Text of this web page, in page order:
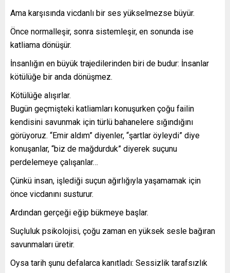
Ama karşısında vicdanlı bir ses yükselmezse büyür.
Önce normalleşir, sonra sistemleşir, en sonunda ise
katliama dönüşür.
İnsanlığın en büyük trajedilerinden biri de budur: İnsanlar
kötülüğe bir anda dönüşmez.
Kötülüğe alışırlar.
Bugün geçmişteki katliamları konuşurken çoğu failin
kendisini savunmak için türlü bahanelere sığındığını
görüyoruz. “Emir aldım” diyenler, “şartlar öyleydi” diye
konuşanlar, “biz de mağdurduk” diyerek suçunu
perdelemeye çalışanlar…
Çünkü insan, işlediği suçun ağırlığıyla yaşamamak için
önce vicdanını susturur.
Ardından gerçeği eğip bükmeye başlar.
Suçluluk psikolojisi, çoğu zaman en yüksek sesle bağıran
savunmaları üretir.
Oysa tarih şunu defalarca kanıtladı: Sessizlik tarafsızlık